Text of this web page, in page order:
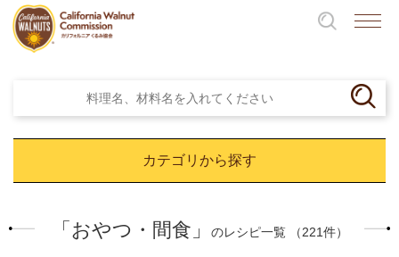
カテゴリから探す
「おやつ・間食」 のレシピ一覧 （221件）